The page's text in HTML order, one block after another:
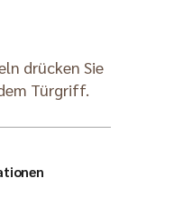
drücken Sie
Türgriff.